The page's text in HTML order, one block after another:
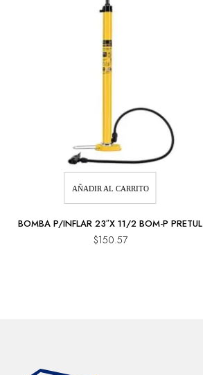
AÑADIR AL CARRITO
BOMBA P/INFLAR 23″X 11/2 BOM-P PRETUL
$150.57